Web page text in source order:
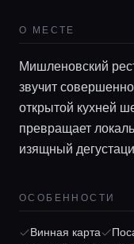
О МЕСТЕ
Мишленовский
звучит
открытой кухней
превращает
изящный
ОСОБЕННОСТИ
Винная карта